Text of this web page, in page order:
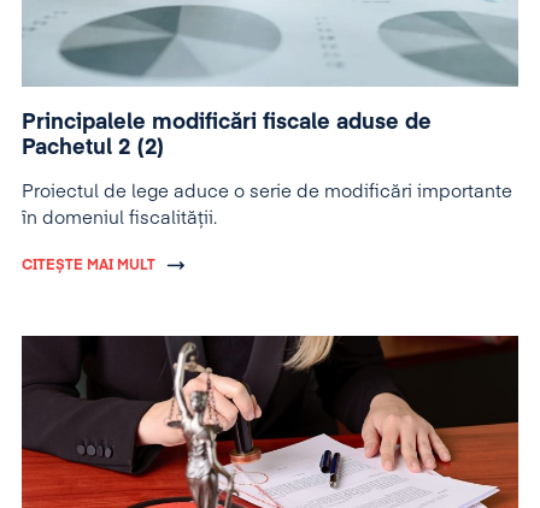
Principalele modificări fiscale aduse de
Pachetul 2 (2)
Proiectul de lege aduce o serie de modificări importante
în domeniul fiscalității.
CITEȘTE MAI MULT